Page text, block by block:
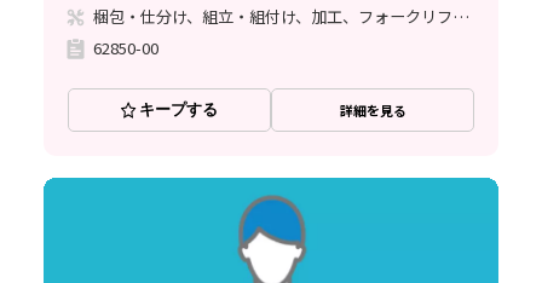
梱包・仕分け、組立・組付け、加工、フォークリフト、ライン作業
62850-00
キープする 詳細を見る